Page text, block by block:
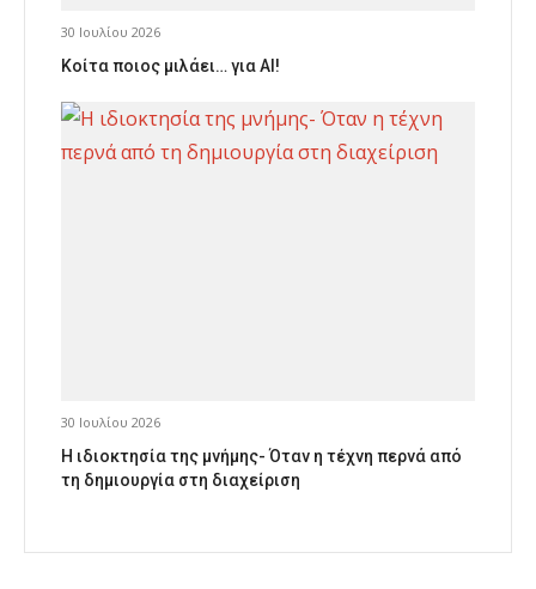
30 Ιουλίου 2026
Κοίτα ποιος μιλάει… για AI!
30 Ιουλίου 2026
Η ιδιοκτησία της μνήμης- Όταν η τέχνη περνά από
τη δημιουργία στη διαχείριση